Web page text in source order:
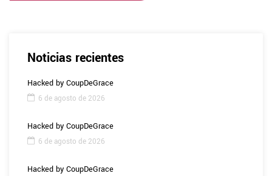
Noticias recientes
Hacked by CoupDeGrace
6 de agosto de 2026
Hacked by CoupDeGrace
6 de agosto de 2026
Hacked by CoupDeGrace